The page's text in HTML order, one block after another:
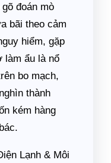
đoán mò
bãi theo cảm
hiểm, gặp
làm ẩu là nổ
bo mạch,
thành
kém hàng
Lạnh & Môi